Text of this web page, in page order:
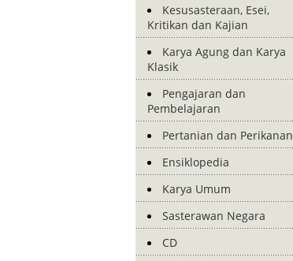
Kesusasteraan, Esei,
Kritikan dan Kajian
Karya Agung dan Karya
Klasik
Pengajaran dan
Pembelajaran
Pertanian dan Perikanan
Ensiklopedia
Karya Umum
Sasterawan Negara
CD